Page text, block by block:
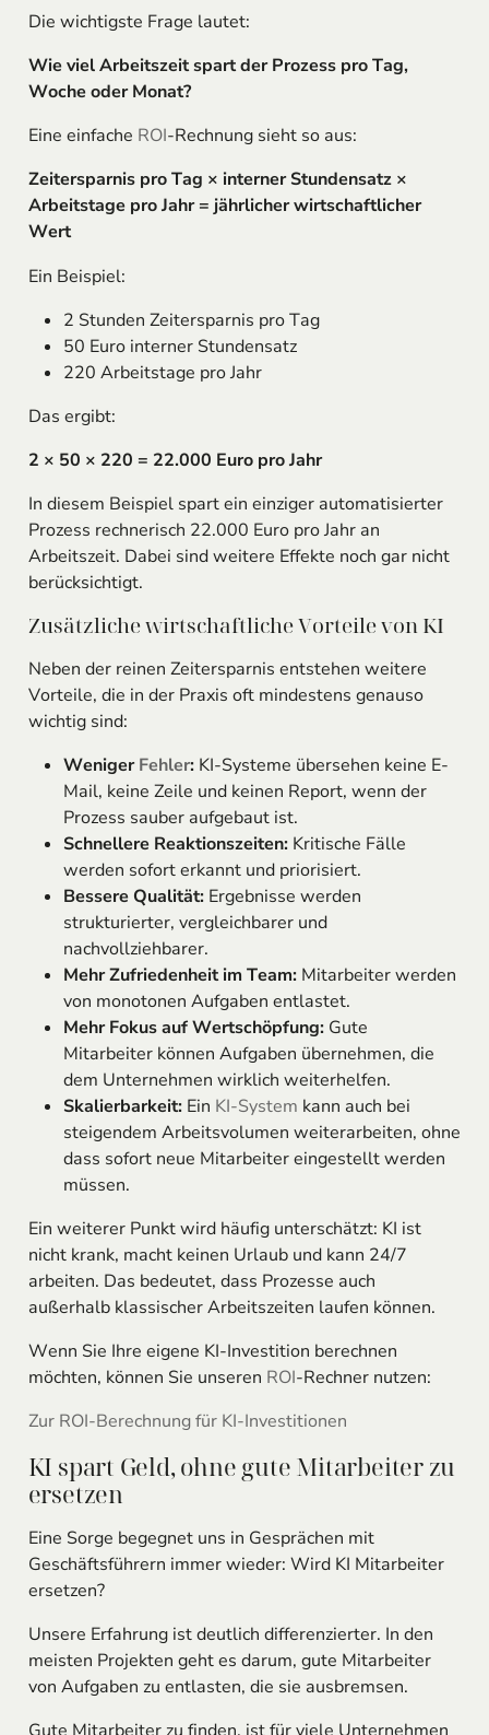
Die wichtigste Frage lautet:
Wie viel Arbeitszeit spart der Prozess pro Tag,
Woche oder Monat?
Eine einfache ROI-Rechnung sieht so aus:
Zeitersparnis pro Tag × interner Stundensatz ×
Arbeitstage pro Jahr = jährlicher wirtschaftlicher
Wert
Ein Beispiel:
2 Stunden Zeitersparnis pro Tag
50 Euro interner Stundensatz
220 Arbeitstage pro Jahr
Das ergibt:
2 × 50 × 220 = 22.000 Euro pro Jahr
In diesem Beispiel spart ein einziger automatisierter
Prozess rechnerisch 22.000 Euro pro Jahr an
Arbeitszeit. Dabei sind weitere Effekte noch gar nicht
berücksichtigt.
Zusätzliche wirtschaftliche Vorteile von KI
Neben der reinen Zeitersparnis entstehen weitere
Vorteile, die in der Praxis oft mindestens genauso
wichtig sind:
WenigerFehler:KI-Systeme übersehen keine E-
Mail, keine Zeile und keinen Report, wenn der
Prozess sauber aufgebaut ist.
Schnellere Reaktionszeiten:Kritische Fälle
werden sofort erkannt und priorisiert.
Bessere Qualität:Ergebnisse werden
strukturierter, vergleichbarer und
nachvollziehbarer.
Mehr Zufriedenheit im Team:Mitarbeiter werden
von monotonen Aufgaben entlastet.
Mehr Fokus auf Wertschöpfung:Gute
Mitarbeiter können Aufgaben übernehmen, die
dem Unternehmen wirklich weiterhelfen.
Skalierbarkeit:Ein KI-System kann auch bei
steigendem Arbeitsvolumen weiterarbeiten, ohne
dass sofort neue Mitarbeiter eingestellt werden
müssen.
Ein weiterer Punkt wird häufig unterschätzt: KI ist
nicht krank, macht keinen Urlaub und kann 24/7
arbeiten. Das bedeutet, dass Prozesse auch
außerhalb klassischer Arbeitszeiten laufen können.
Wenn Sie Ihre eigene KI-Investition berechnen
möchten, können Sie unseren ROI-Rechner nutzen:
Zur ROI-Berechnung für KI-Investitionen
KI spart Geld, ohne gute Mitarbeiter zu
ersetzen
Eine Sorge begegnet uns in Gesprächen mit
Geschäftsführern immer wieder: Wird KI Mitarbeiter
ersetzen?
Unsere Erfahrung ist deutlich differenzierter. In den
meisten Projekten geht es darum, gute Mitarbeiter
von Aufgaben zu entlasten, die sie ausbremsen.